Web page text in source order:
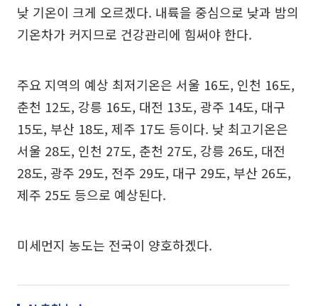
낮 기온이 크게 오르겠다. 내륙을 중심으로 낮과 밤의
기온차가 커지므로 건강관리에 힘써야 한다.
주요 지역의 예상 최저기온은 서울 16도, 인천 16도,
춘천 12도, 강릉 16도, 대전 13도, 광주 14도, 대구
15도, 부산 18도, 제주 17도 등이다. 낮 최고기온은
서울 28도, 인천 27도, 춘천 27도, 강릉 26도, 대전
28도, 광주 29도, 전주 29도, 대구 29도, 부산 26도,
제주 25도 등으로 예상된다.
미세먼지 농도는 전국이 양호하겠다.